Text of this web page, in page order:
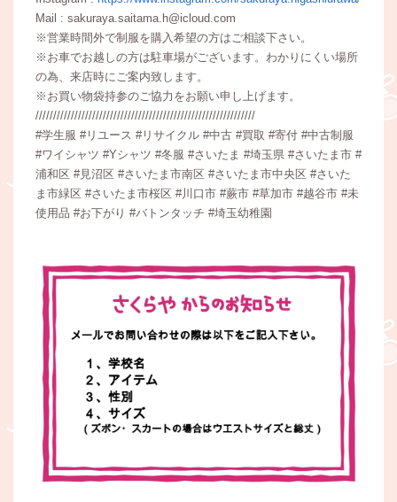
Mail : sakuraya.saitama.h@icloud.com
※営業時間外で制服を購入希望の方はご相談下さい。
※お車でお越しの方は駐車場がございます。わかりにくい場所
の為、来店時にご案内致します。
※お買い物袋持参のご協力をお願い申し上げます。
//////////////////////////////////////////////////////////////
#学生服 #リユース #リサイクル #中古 #買取 #寄付 #中古制服
#ワイシャツ #Yシャツ #冬服 #さいたま #埼玉県 #さいたま市 #
浦和区 #見沼区 #さいたま市南区 #さいたま市中央区 #さいた
ま市緑区 #さいたま市桜区 #川口市 #蕨市 #草加市 #越谷市 #未
使用品 #お下がり #バトンタッチ #埼玉幼稚園